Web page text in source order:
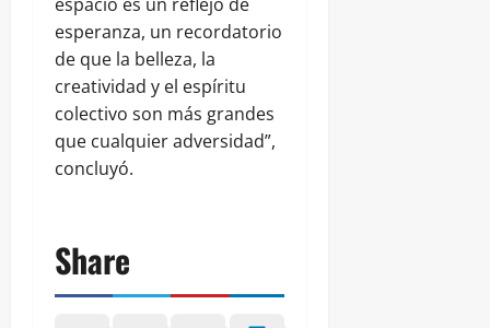
esperanza, un recordatorio
de que la belleza, la
creatividad y el espíritu
colectivo son más grandes
que cualquier adversidad”,
concluyó.
Share